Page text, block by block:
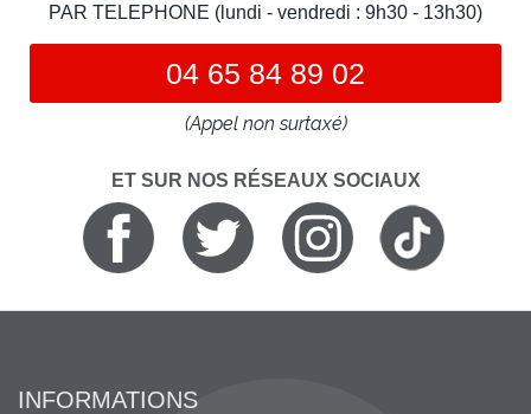
PAR TELEPHONE (lundi - vendredi : 9h30 - 13h30)
04 65 84 89 02
(Appel non surtaxé)
ET SUR NOS RÉSEAUX SOCIAUX
INFORMATIONS